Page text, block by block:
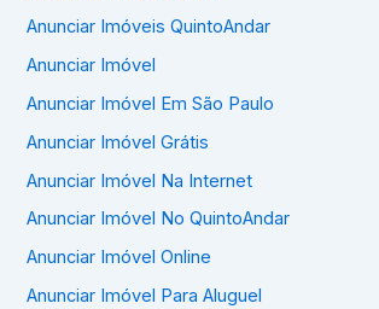
Anunciar Imóveis QuintoAndar
Anunciar Imóvel
Anunciar Imóvel Em São Paulo
Anunciar Imóvel Grátis
Anunciar Imóvel Na Internet
Anunciar Imóvel No QuintoAndar
Anunciar Imóvel Online
Anunciar Imóvel Para Aluguel